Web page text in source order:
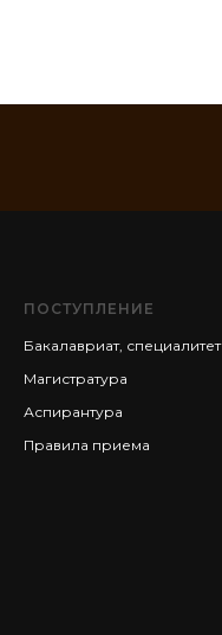
ПОСТУПЛЕНИЕ
Бакалавриат, специалитет
Магистратура
Аспирантура
Правила приема